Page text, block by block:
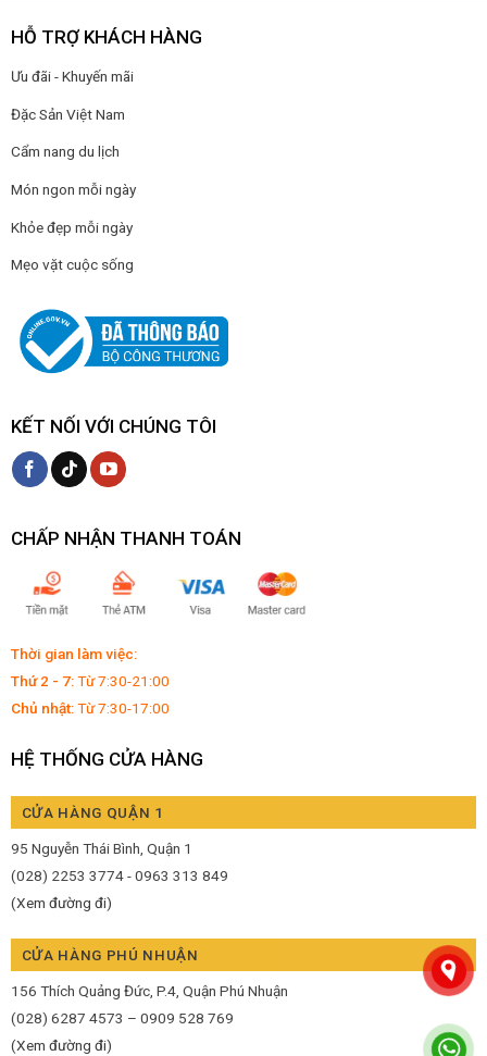
HỖ TRỢ KHÁCH HÀNG
Ưu đãi - Khuyến mãi
Đặc Sản Việt Nam
Cẩm nang du lịch
Món ngon mỗi ngày
Khỏe đẹp mỗi ngày
Mẹo vặt cuộc sống
KẾT NỐI VỚI CHÚNG TÔI
CHẤP NHẬN THANH TOÁN
Thời gian làm việc:
Thứ 2 - 7:Từ 7:30-21:00
Chủ nhật:Từ 7:30-17:00
HỆ THỐNG CỬA HÀNG
CỬA HÀNG QUẬN 1
95 Nguyễn Thái Bình, Quận 1
(028) 2253 3774 - 0963 313 849
(Xem đường đi)
CỬA HÀNG PHÚ NHUẬN
156 Thích Quảng Đức, P.4, Quận Phú Nhuận
(028) 6287 4573 – 0909 528 769
(Xem đường đi)